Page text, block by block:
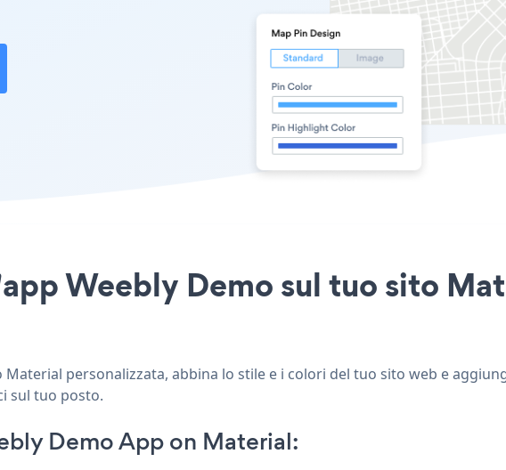
Weebly Demo sul tuo sito
Material personalizzata, abbina lo stile e i colori del tuo sito web e
sul tuo posto.
Demo App on Material: